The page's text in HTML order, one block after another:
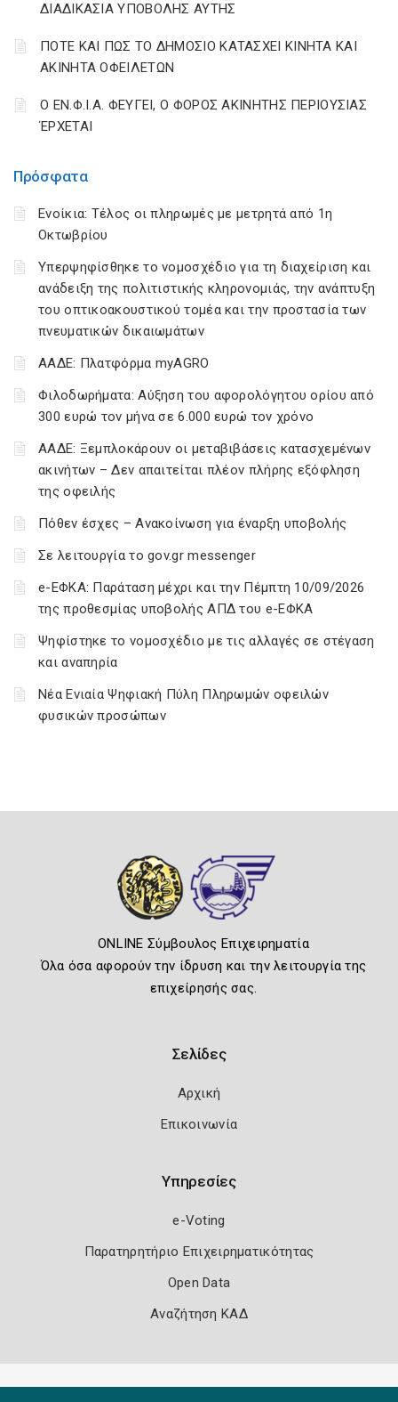
Πρόσφατα
Ενοίκια: Τέλος οι πληρωμές με μετρητά από 1η
Οκτωβρίου
Υπερψηφίσθηκε το νομοσχέδιο για τη διαχείριση και
ανάδειξη της πολιτιστικής κληρονομιάς, την ανάπτυξη
του οπτικοακουστικού τομέα και την προστασία των
πνευματικών δικαιωμάτων
ΑΑΔΕ: Πλατφόρμα myAGRO
Φιλοδωρήματα: Αύξηση του αφορολόγητου ορίου από
300 ευρώ τον μήνα σε 6.000 ευρώ τον χρόνο
ΑΑΔΕ: Ξεμπλοκάρουν οι μεταβιβάσεις κατασχεμένων
ακινήτων – Δεν απαιτείται πλέον πλήρης εξόφληση
της οφειλής
Πόθεν έσχες – Ανακοίνωση για έναρξη υποβολής
Σε λειτουργία το gov.gr messenger
e-ΕΦΚΑ: Παράταση μέχρι και την Πέμπτη 10/09/2026
της προθεσμίας υποβολής ΑΠΔ του e-ΕΦΚΑ
Ψηφίστηκε το νομοσχέδιο με τις αλλαγές σε στέγαση
και αναπηρία
Νέα Ενιαία Ψηφιακή Πύλη Πληρωμών οφειλών
φυσικών προσώπων
ΔΙΑΔΙΚΑΣΙΑ ΥΠΟΒΟΛΗΣ ΑΥΤΗΣ
ΠΟΤΕ ΚΑΙ ΠΩΣ ΤΟ ΔΗΜΟΣΙΟ ΚΑΤΑΣΧΕΙ ΚΙΝΗΤΑ ΚΑΙ
ΑΚΙΝΗΤΑ ΟΦΕΙΛΕΤΩΝ
Ο ΕΝ.Φ.Ι.Α. ΦΕΥΓΕΙ, Ο ΦΟΡΟΣ ΑΚΙΝΗΤΗΣ ΠΕΡΙΟΥΣΙΑΣ
ΈΡΧΕΤΑΙ
ONLINE Σύμβουλος Επιχειρηματία
Όλα όσα αφορούν την ίδρυση και την λειτουργία της
επιχείρησής σας.
Σελίδες
Αρχική
Επικοινωνία
Υπηρεσίες
e-Voting
Παρατηρητήριο Επιχειρηματικότητας
Open Data
Αναζήτηση ΚΑΔ